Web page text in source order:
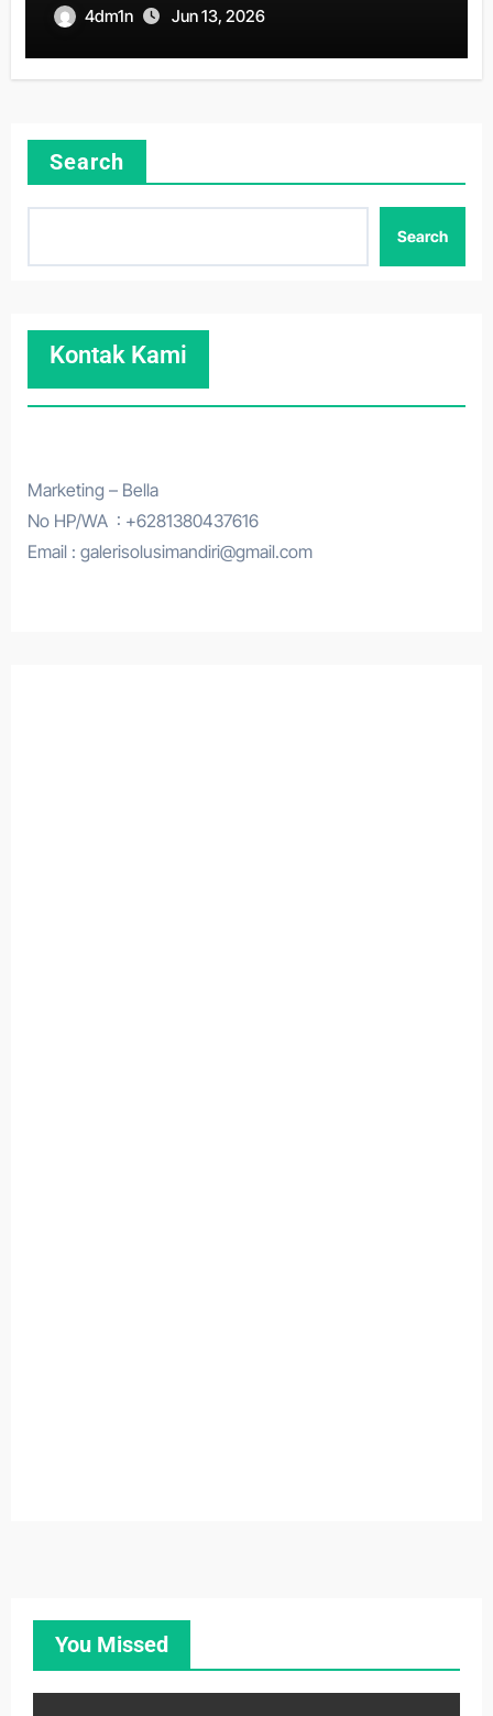
4dm1n Jun 13, 2026
Search
Search
Kontak Kami
Marketing – Bella
No HP/WA : +6281380437616
Email : galerisolusimandiri@gmail.com
You Missed